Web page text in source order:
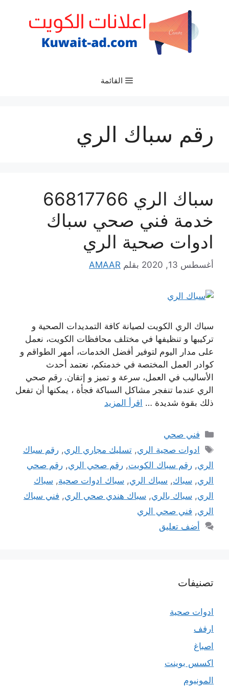
القائمة
رقم سباك الري
سباك الري 66817766
خدمة فني صحي سباك
ادوات صحية الري
أغسطس 13, 2020 بقلم AMAAR
سباك الري الكويت لصيانة كافة التمديدات الصحية و
تركيبها و تنظيفها في مختلف محافظات الكويت، نعمل
على مدار اليوم لتوفير أفضل الخدمات، أمهر الطواقم و
كوادر العمل المختصة في خدمتكم، نعتمد أحدث
الأساليب في العمل، سرعة و تميز و إتقان. رقم صحي
الري عندما تنفجر مشاكل السباكة فجأة ، يمكنها أن تفعل
ذلك بقوة شديدة … اقرأ المزيد
التصنيفات
فني صحي
الوسوم
ادوات صحية الري,تسليك مجاري الري,رقم سباك
الري, رقم سباك الكويت, رقم صحي الري, رقم صحي
الري, سباك, سباك الري, سباك ادوات صحية, سباك
الري, سباك بالري, سباك هندي صحي الري, فني سباك
الري, فني صحي الري
أضف تعليق
تصنيفات
ادوات صحية
ارفف
اصباغ
اكسس بوينت
المونيوم